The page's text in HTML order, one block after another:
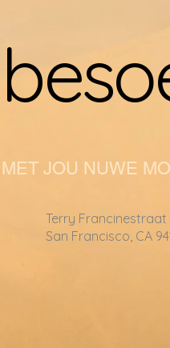
JOU NUWE
Terry Francinestraat
San Francisco, CA